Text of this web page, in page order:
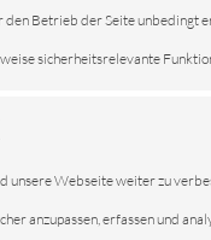
den Betrieb der Seite unbedingt
sicherheitsrelevante
unsere Webseite weiter zu
anzupassen, erfassen und